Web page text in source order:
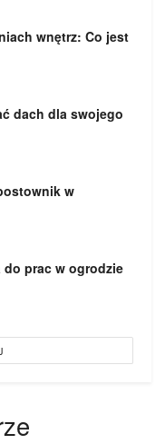
wnętrz: Co jest
dach dla swojego
w
do prac w ogrodzie